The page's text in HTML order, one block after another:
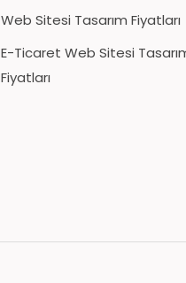
Web Sitesi Tasarım Fiyatları
E-Ticaret Web Sitesi
Fiyatları